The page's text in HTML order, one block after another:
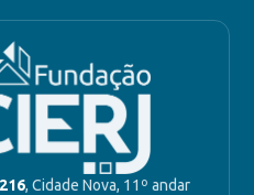
, Cidade Nova, 11º andar